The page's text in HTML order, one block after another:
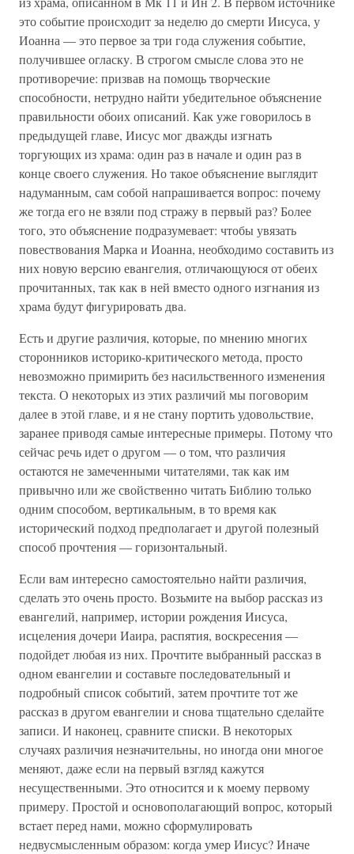
это событие происходит за неделю до смерти Иисуса, у
Иоанна — это первое за три года служения событие,
получившее огласку. В строгом смысле слова это не
противоречие: призвав на помощь творческие
способности, нетрудно найти убедительное объяснение
правильности обоих описаний. Как уже говорилось в
предыдущей главе, Иисус мог дважды изгнать
торгующих из храма: один раз в начале и один раз в
конце своего служения. Но такое объяснение выглядит
надуманным, сам собой напрашивается вопрос: почему
же тогда его не взяли под стражу в первый раз? Более
того, это объяснение подразумевает: чтобы увязать
повествования Марка и Иоанна, необходимо составить из
них новую версию евангелия, отличающуюся от обеих
прочитанных, так как в ней вместо одного изгнания из
храма будут фигурировать два.
Есть и другие различия, которые, по мнению многих
сторонников историко-критического метода, просто
невозможно примирить без насильственного изменения
текста. О некоторых из этих различий мы поговорим
далее в этой главе, и я не стану портить удовольствие,
заранее приводя самые интересные примеры. Потому что
сейчас речь идет о другом — о том, что различия
остаются не замеченными читателями, так как им
привычно или же свойственно читать Библию только
одним способом, вертикальным, в то время как
исторический подход предполагает и другой полезный
способ прочтения — горизонтальный.
Если вам интересно самостоятельно найти различия,
сделать это очень просто. Возьмите на выбор рассказ из
евангелий, например, истории рождения Иисуса,
исцеления дочери Иаира, распятия, воскресения —
подойдет любая из них. Прочтите выбранный рассказ в
одном евангелии и составьте последовательный и
подробный список событий, затем прочтите тот же
рассказ в другом евангелии и снова тщательно сделайте
записи. И наконец, сравните списки. В некоторых
случаях различия незначительны, но иногда они многое
меняют, даже если на первый взгляд кажутся
несущественными. Это относится и к моему первому
примеру. Простой и основополагающий вопрос, который
встает перед нами, можно сформулировать
недвусмысленным образом: когда умер Иисус? Иначе